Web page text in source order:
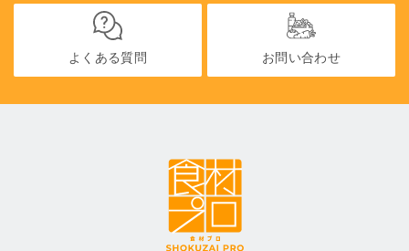
よくある質問 お問い合わせ